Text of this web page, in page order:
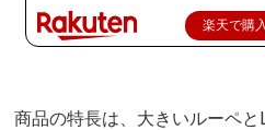
楽天で購入
商品の特長は、大きいルーペと